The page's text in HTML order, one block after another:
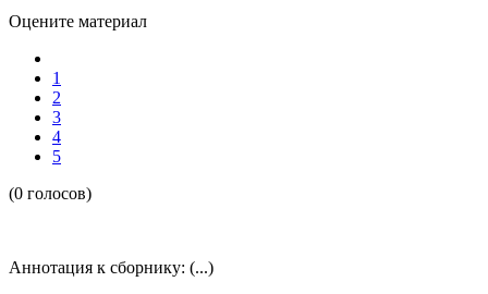
Оцените материал
1
2
3
4
5
(0 голосов)
Аннотация к сборнику: (...)